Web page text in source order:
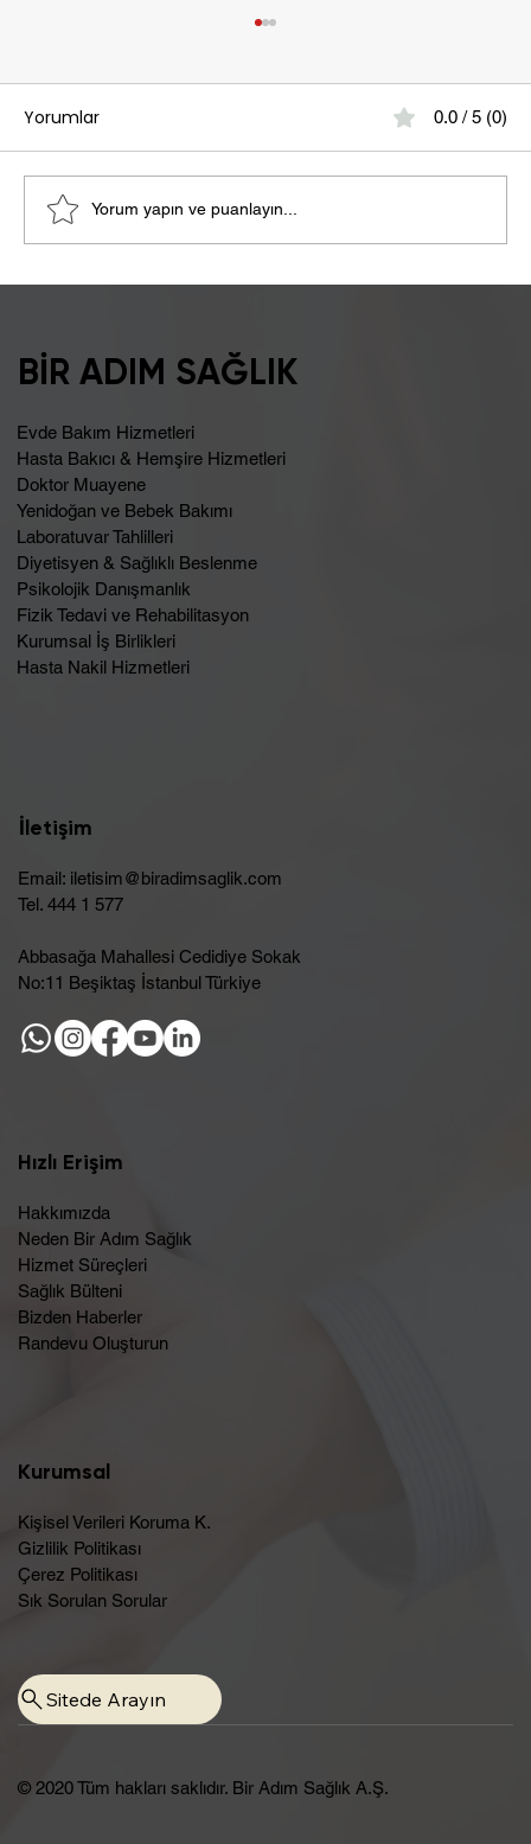
Yorumlar 0.0 / 5 (0)
Yorum yapın ve puanlayın...
BİR ADIM SAĞLIK
Evde Bakım Hizmetleri
Hasta Bakıcı & Hemşire Hizmetleri
Doktor Muayene
Yenidoğan ve Bebek Bakımı
Laboratuvar Tahlilleri
Diyetisyen & Sağlıklı Beslenme
Psikolojik Danışmanlık
Fizik Tedavi ve Rehabilitasyon
Kurumsal İş Birlikleri
Hasta Nakil Hizmetleri
İletişim
Email: iletisim@biradimsaglik.com
Tel. 444 1 577
Abbasağa Mahallesi Cedidiye Sokak
No:11 Beşiktaş İstanbul Türkiye
Hızlı Erişim
Hakkımızda
Neden Bir Adım Sağlık
Hizmet Süreçleri
Sağlık Bülteni
Bizden Haberler
Randevu Oluşturun​
Kurumsal
Kişisel Verileri Koruma K.
Gizlilik Politikası
Çerez Politikası
Sık Sorulan Sorular
Sitede Arayın
© 2020 Tüm hakları saklıdır. Bir Adım Sağlık A.Ş.